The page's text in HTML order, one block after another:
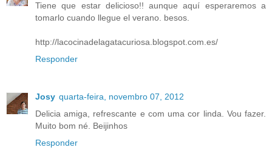
Tiene que estar delicioso!! aunque aquí esperaremos a
tomarlo cuando llegue el verano. besos.
http://lacocinadelagatacuriosa.blogspot.com.es/
Responder
Josy quarta-feira, novembro 07, 2012
Delicia amiga, refrescante e com uma cor linda. Vou fazer.
Muito bom né. Beijinhos
Responder